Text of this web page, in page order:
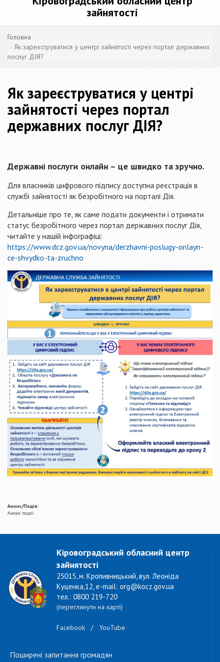
зайнятості
Головна
Як зареєструватися у центрі зайнятості через портал державних
послуг ДІЯ?
Як зареєструватися у центрі
зайнятості через портал
державних послуг ДІЯ?
Державні послуги онлайн – це швидко та зручно.
Для власників цифрового підпису доступна реєстрація в
службі зайнятості як безробітного на порталі Дія.
Детальніше про те, як саме подати документи і отримати
статус безробітного через портал державних послуг Дія,
читайте у нашій інфографіці:
https://www.dcz.gov.ua/novyna/derzhavni-poslugy-onlayn-
ce-shvydko-ta-zruchno
Анонс/Подія:
Анонс події
Кіровоградський обласний центр
зайнятості
25015, м. Кропивницький, вул. Леоніда
Куценка,12, e-mail: org@kocz.gov.ua
тел.: 0800 219-720
(переглянути на карті)
Facebook / YouTube
Поширені запитання громадян